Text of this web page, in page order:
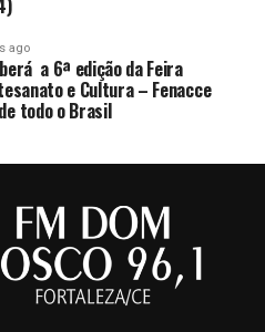
ago
a 6ª edição da Feira
e Cultura – Fenacce
todo o Brasil